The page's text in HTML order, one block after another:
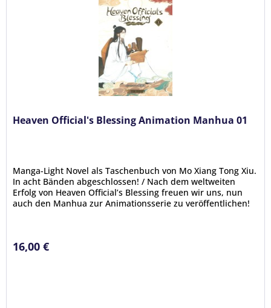
Heaven Official's Blessing Animation Manhua 01
Manga-Light Novel als Taschenbuch von Mo Xiang Tong Xiu.
In acht Bänden abgeschlossen! / Nach dem weltweiten
Erfolg von Heaven Official’s Blessing freuen wir uns, nun
auch den Manhua zur Animationsserie zu veröffentlichen!
16,00 €